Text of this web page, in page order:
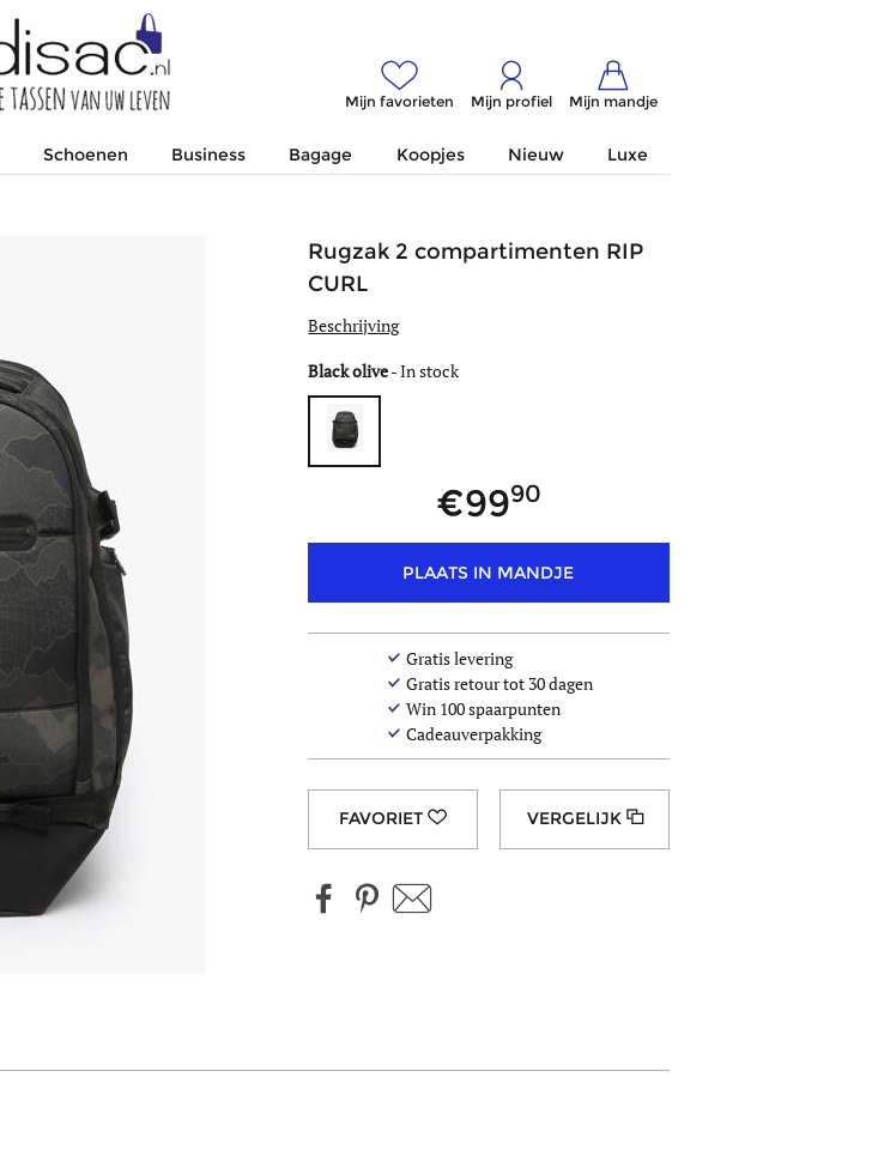
Mijn favorieten Mijn profiel Mijn mandje
Schoenen Business Bagage Koopjes Nieuw Luxe
Rugzak 2 compartimenten RIP
CURL
Beschrijving
Black olive-In stock
9990
PLAATS IN MANDJE
Gratis levering
Gratis retour tot 30 dagen
Win 100spaarpunten
Cadeauverpakking
VERGELIJK